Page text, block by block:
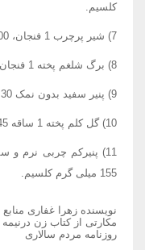
کلسیم.
7) شیر پرچرب 1 فنجان، 100 کالری، 285 میلی گرم کلسیم.
8) برگ شلغم پخته 1 فنجان 30 کالری،252 میلی گرم کلسیم.
9) پنیر سفید بدون نمک 30 گرم، 80 کالری، 207 میلی گرم کلسیم.
10) گل کلم پخته 1 ساقه 45 کالری، 158 میلی گرم کلسیم.
155 میلی گرم کلسیم.
نویسنده زهرا غفاری
مکارتی از کتاب زن
روزنامه مردم سالاری